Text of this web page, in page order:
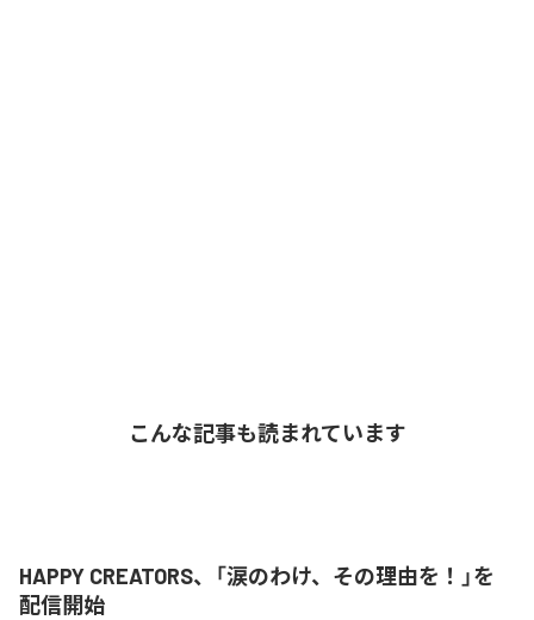
こんな記事も読まれています
HAPPY CREATORS、「涙のわけ、その理由を！」を
配信開始